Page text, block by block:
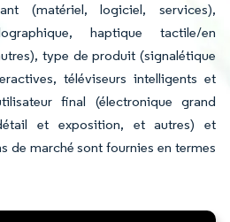
(matériel, logiciel, services),
haptique tactile/en
type de produit (signalétique
téléviseurs intelligents et
final (électronique grand
et exposition, et autres) et
de marché sont fournies en termes